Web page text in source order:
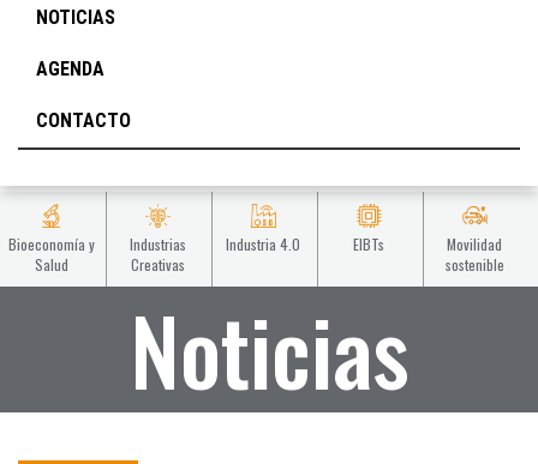
NOTICIAS
AGENDA
CONTACTO
Bioeconomía y
Salud
Industrias
Creativas
Industria 4.0 EIBTs
Movilidad
sostenible
Noticias